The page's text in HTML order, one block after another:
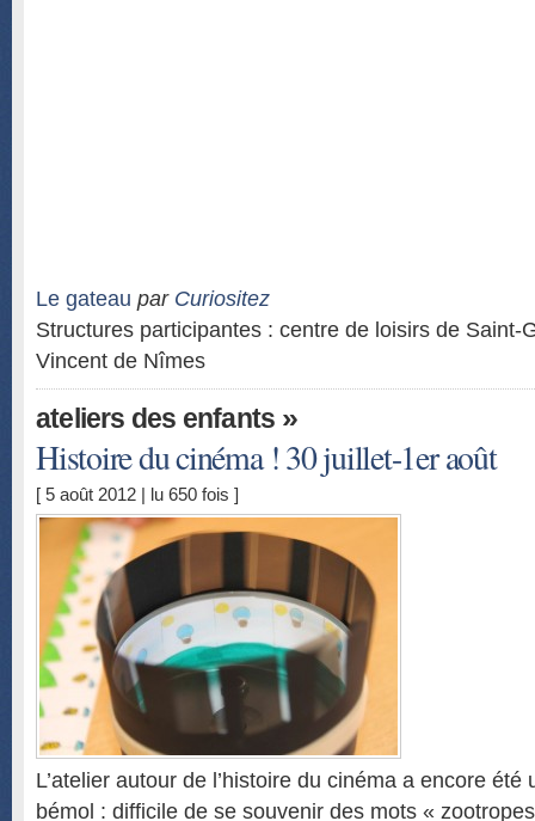
Le gateau par Curiositez
Structures participantes : centre de loisirs de Saint-
Vincent de Nîmes
ateliers des enfants »
Histoire du cinéma ! 30 juillet-1er août
[ 5 août 2012 | lu 650 fois ]
L’atelier autour de l’histoire du cinéma a encore été
bémol : difficile de se souvenir des mots «